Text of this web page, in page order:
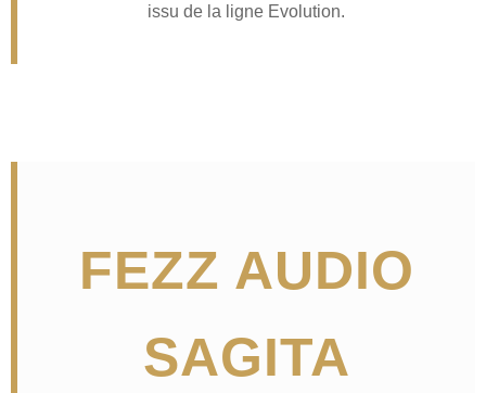
issu de la ligne Evolution.
FEZZ AUDIO
SAGITA